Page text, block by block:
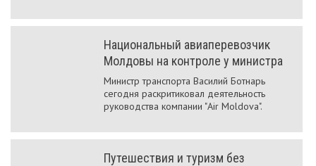
Национальный авиаперевозчик
Молдовы на контроле у министра
Министр транспорта Василий Ботнарь
сегодня раскритиковал деятельность
руководства компании "Air Moldova".
Путешествия и туризм без